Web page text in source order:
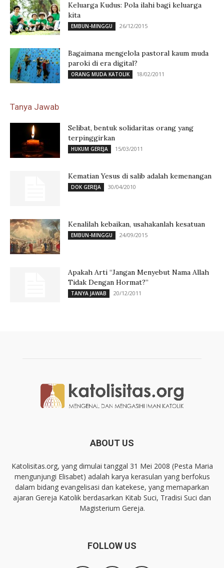
Keluarga Kudus: Pola ilahi bagi keluarga
kita
EMBUN-MINGGU 26/12/2015
Bagaimana mengelola pastoral kaum muda
paroki di era digital?
ORANG MUDA KATOLIK 18/02/2011
Tanya Jawab
Selibat, bentuk solidaritas orang yang
terpinggirkan
HUKUM GEREJA 15/03/2011
Kematian Yesus di salib adalah kemenangan
DOK GEREJA 30/04/2010
Kenalilah kebaikan, usahakanlah kesatuan
EMBUN-MINGGU 24/09/2015
Apakah Arti “Jangan Menyebut Nama Allah
Tidak Dengan Hormat?”
TANYA JAWAB 20/12/2011
ABOUT US
Katolisitas.org, yang dimulai tanggal 31 Mei 2008 (Pesta Maria
mengunjungi Elisabet) adalah karya kerasulan yang berfokus
dalam bidang evangelisasi dan katekese, yang memaparkan
ajaran Gereja Katolik berdasarkan Kitab Suci, Tradisi Suci dan
Magisterium Gereja.
FOLLOW US